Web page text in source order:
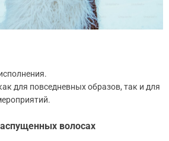
для повседневных образов, так и для
волосах